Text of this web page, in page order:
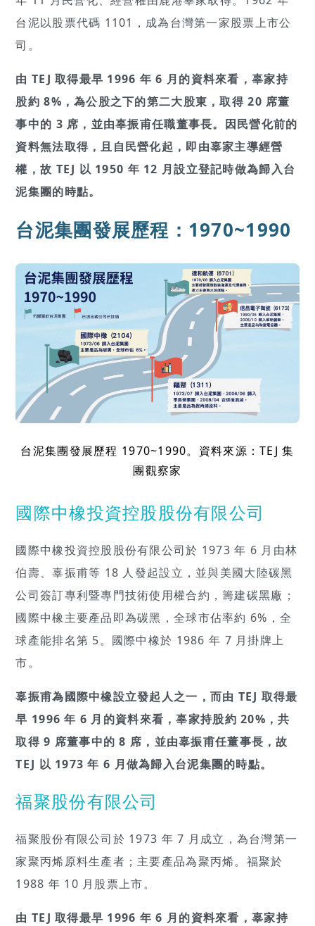
台泥以股票代碼 1101，成為台灣第一家股票上市公
司。
由 TEJ 取得最早 1996 年 6 月的資料來看，辜家持
股約 8%，為公股之下的第二大股東，取得 20 席董
事中的 3 席，並由辜振甫任職董事長。因民營化前的
資料無法取得，且自民營化起，即由辜家主導經營
權，故 TEJ 以 1950 年 12 月設立登記時做為歸入台
泥集團的時點。
台泥集團發展歷程：1970~1990
台泥集團發展歷程 1970~1990。資料來源：TEJ 集
團觀察家
國際中橡投資控股股份有限公司
國際中橡投資控股股份有限公司於 1973 年 6 月由林
伯壽、辜振甫等 18 人發起設立，並與美國大陸碳黑
公司簽訂專利暨專門技術使用權合約，籌建碳黑廠；
國際中橡主要產品即為碳黑，全球市佔率約 6%，全
球產能排名第 5。國際中橡於 1986 年 7 月掛牌上
市。
辜振甫為國際中橡設立發起人之一，而由 TEJ 取得最
早 1996 年 6 月的資料來看，辜家持股約 20%，共
取得 9 席董事中的 8 席，並由辜振甫任董事長，故
TEJ 以 1973 年 6 月做為歸入台泥集團的時點。
福聚股份有限公司
福聚股份有限公司於 1973 年 7 月成立，為台灣第一
家聚丙烯原料生產者；主要產品為聚丙烯。福聚於
1988 年 10 月股票上市。
由 TEJ 取得最早 1996 年 6 月的資料來看，辜家持